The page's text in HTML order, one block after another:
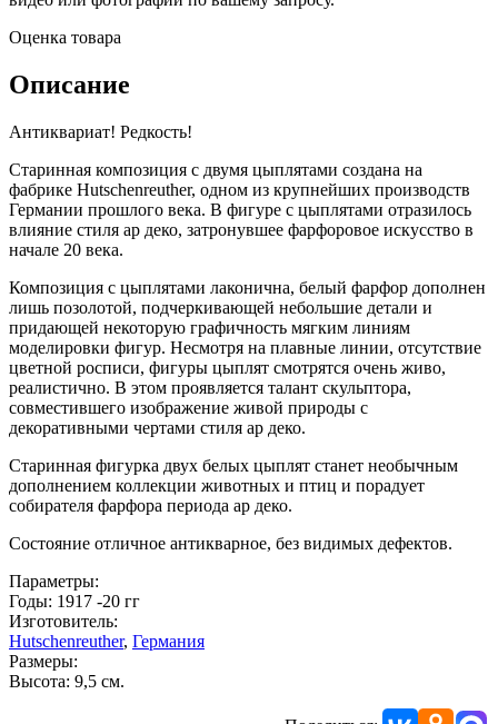
Оценка товара
Описание
Антиквариат! Редкость!
Старинная композиция с двумя цыплятами создана на
фабрике Hutschenreuther, одном из крупнейших производств
Германии прошлого века. В фигуре с цыплятами отразилось
влияние стиля ар деко, затронувшее фарфоровое искусство в
начале 20 века.
Композиция с цыплятами лаконична, белый фарфор дополнен
лишь позолотой, подчеркивающей небольшие детали и
придающей некоторую графичность мягким линиям
моделировки фигур. Несмотря на плавные линии, отсутствие
цветной росписи, фигуры цыплят смотрятся очень живо,
реалистично. В этом проявляется талант скульптора,
совместившего изображение живой природы с
декоративными чертами стиля ар деко.
Старинная фигурка двух белых цыплят станет необычным
дополнением коллекции животных и птиц и порадует
собирателя фарфора периода ар деко.
Состояние отличное антикварное, без видимых дефектов.
Параметры:
Годы: 1917 -20 гг
Изготовитель:
Hutschenreuther, Германия
Размеры:
Высота: 9,5 см.